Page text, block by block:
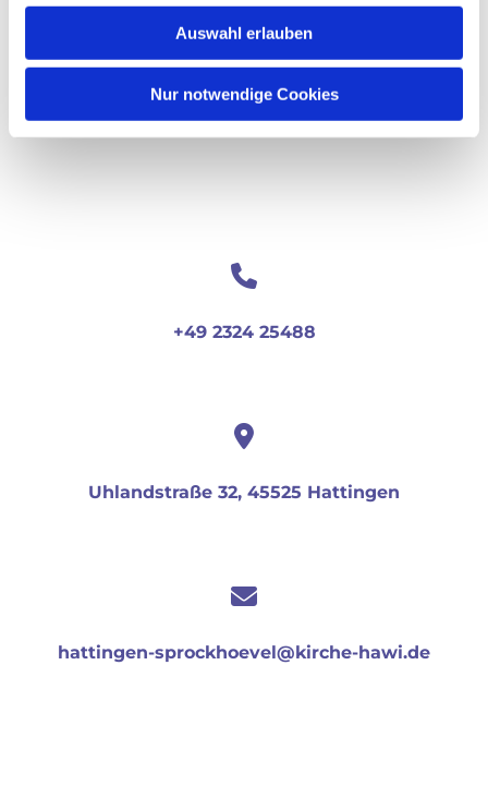
Auswahl erlauben
Nur notwendige Cookies
+49 2324 25488
Uhlandstraße 32, 45525 Hattingen
hattingen-sprockhoevel@kirche-hawi.de